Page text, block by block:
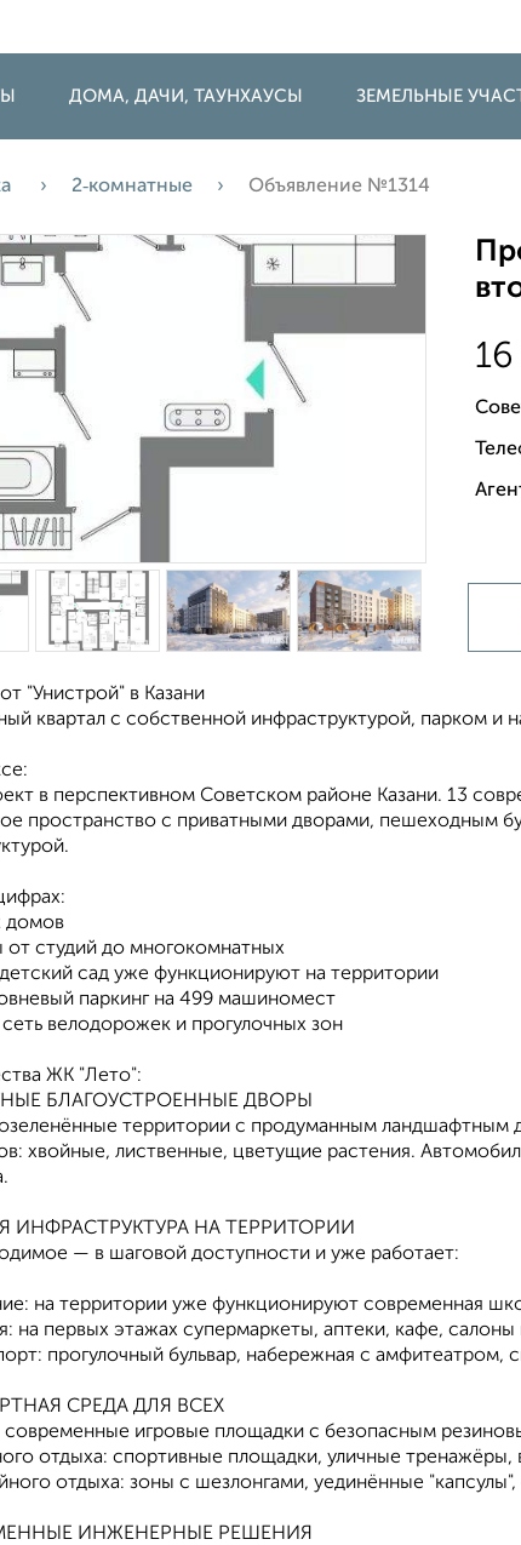
ДОМА, ДАЧИ, ТАУНХАУСЫ ЗЕМЕЛЬНЫЕ
2‑комнатные Объявление №1314
"Унистрой" в Казани
квартал с собственной инфраструктурой, парком и
в перспективном Советском районе Казани. 13
пространство с приватными дворами, пешеходным
домов
от студий до многокомнатных
сад уже функционируют на территории
паркинг на 499 машиномест
сеть велодорожек и прогулочных зон
ЖК "Лето":
БЛАГОУСТРОЕННЫЕ ДВОРЫ
территории с продуманным ландшафтным
хвойные, лиственные, цветущие растения.
ИНФРАСТРУКТУРА НА ТЕРРИТОРИИ
— в шаговой доступности и уже работает:
на территории уже функционируют современная
на первых этажах супермаркеты, аптеки, кафе, салоны
прогулочный бульвар, набережная с амфитеатром,
СРЕДА ДЛЯ ВСЕХ
современные игровые площадки с безопасным
отдыха: спортивные площадки, уличные
отдыха: зоны с шезлонгами, уединённые
ИНЖЕНЕРНЫЕ РЕШЕНИЯ